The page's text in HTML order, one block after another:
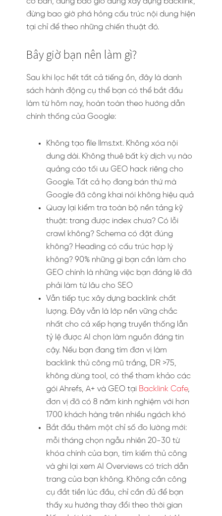
đừng bao giờ phá hỏng cấu trúc nội dung hiện
tại chỉ để theo những chiến thuật đó.
Bây giờ bạn nên làm gì?
Sau khi lọc hết tất cả tiếng ồn, đây là danh
sách hành động cụ thể bạn có thể bắt đầu
làm từ hôm nay, hoàn toàn theo hướng dẫn
chính thống của Google:
Không tạo file llms.txt. Không xóa nội
dung dài. Không thuê bất kỳ dịch vụ nào
quảng cáo tối ưu GEO hack riêng cho
Google. Tất cả họ đang bán thứ mà
Google đã công khai nói không hiệu quả
Quay lại kiểm tra toàn bộ nền tảng kỹ
thuật: trang được index chưa? Có lỗi
crawl không? Schema có đặt đúng
không? Heading có cấu trúc hợp lý
không? 90% những gì bạn cần làm cho
GEO chính là những việc bạn đáng lẽ đã
phải làm từ lâu cho SEO
Vẫn tiếp tục xây dựng backlink chất
lượng. Đây vẫn là lớp nền vững chắc
nhất cho cả xếp hạng truyền thống lẫn
tỷ lệ được AI chọn làm nguồn đáng tin
cậy. Nếu bạn đang tìm đơn vị làm
backlink thủ công mũ trắng, DR >75,
không dùng tool, có thể tham khảo các
gói Ahrefs, A+ và GEO tại Backlink Cafe,
đơn vị đã có 8 năm kinh nghiệm với hơn
1700 khách hàng trên nhiều ngách khó
Bắt đầu thêm một chỉ số đo lường mới:
mỗi tháng chọn ngẫu nhiên 20-30 từ
khóa chính của bạn, tìm kiếm thủ công
và ghi lại xem AI Overviews có trích dẫn
trang của bạn không. Không cần công
cụ đắt tiền lúc đầu, chỉ cần đủ để bạn
thấy xu hướng thay đổi theo thời gian